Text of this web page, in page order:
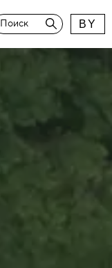
Поиск BY